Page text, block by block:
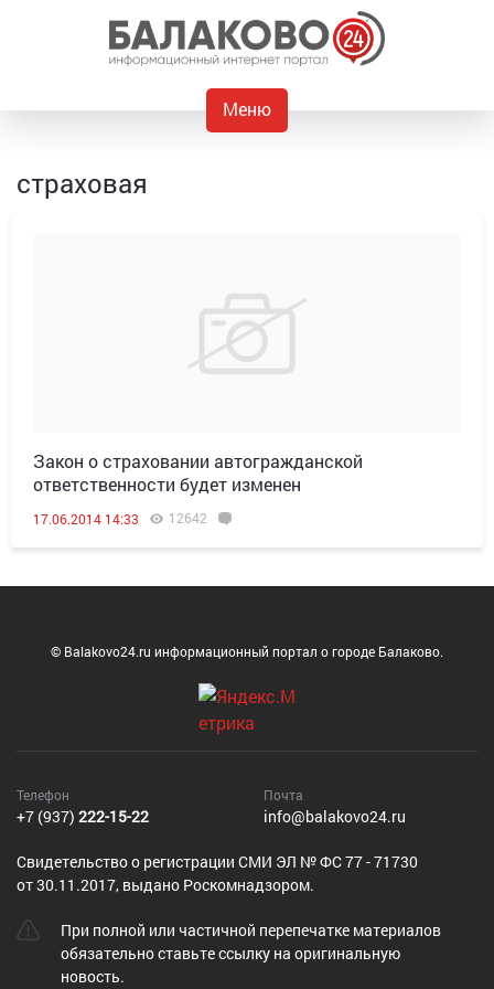
Меню
страховая
Закон о страховании автогражданской
ответственности будет изменен
17.06.2014 14:33 12642
© Balakovo24.ru информационный портал о городе Балаково.
Телефон
+7 (937) 222-15-22
Почта
info@balakovo24.ru
Cвидетельство о регистрации СМИ ЭЛ № ФС 77 - 71730
от 30.11.2017, выдано Роскомнадзором.
При полной или частичной перепечатке материалов
обязательно ставьте ссылку на оригинальную
новость.